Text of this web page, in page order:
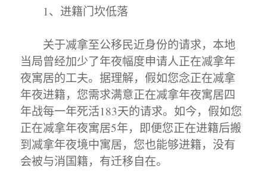
1、进籍门坎低落
关于减拿至公移民近身份的请求，本地
当局曾经加少了年夜幅度申请人正在减拿年
夜寓居的工夫。据理解，假如您念正在减拿
年夜进籍，您需求满意正在减拿年夜寓居四
年战每一年死活183天的请求。如今，假如您
正在减拿年夜寓居5年，即便您正在进籍后搬
到减拿年夜境中寓居，您也能够进籍，没有
会被与消国籍，有迁移自在。